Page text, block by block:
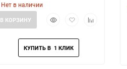
Нет в наличии
БыстрыйДобавить
избранное
Добавить
В КОРЗИНУ